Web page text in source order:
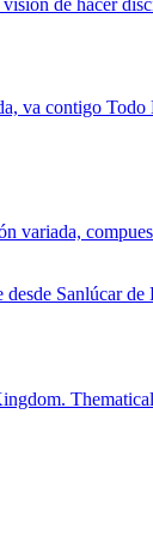
de hacer
va contigo
variada,
Sanlúcar